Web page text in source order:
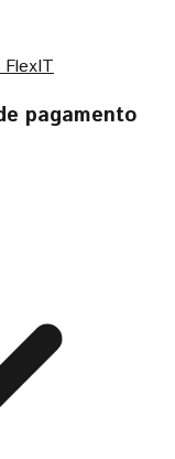
pagamento